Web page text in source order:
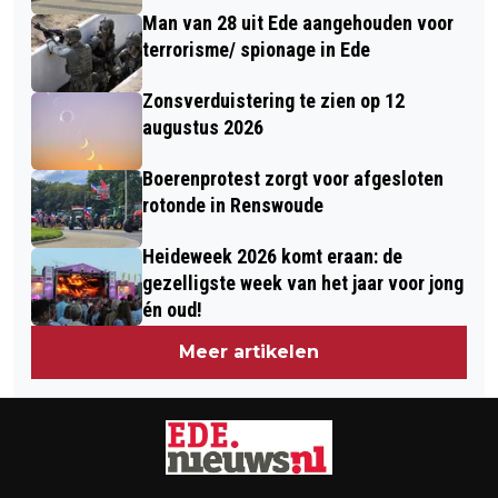
Man van 28 uit Ede aangehouden voor
terrorisme/ spionage in Ede
Zonsverduistering te zien op 12
augustus 2026
Boerenprotest zorgt voor afgesloten
rotonde in Renswoude
Heideweek 2026 komt eraan: de
gezelligste week van het jaar voor jong
én oud!
Meer artikelen